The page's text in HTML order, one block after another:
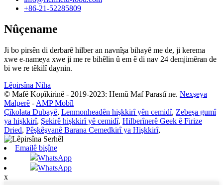
+86-21-52285809
Nûçename
Ji bo pirsên di derbarê hilber an navnîşa bihayê me de, ji kerema
xwe e-nameya xwe ji me re bihêlin û em ê di nav 24 demjimêran de
bi we re têkilî daynin.
Lêpirsîna Niha
© Mafê Kopîkirinê - 2019-2023: Hemû Maf Parastî ne. Nexşeya
Malperê - AMP Mobîl
Çîkolata Dubayê, Lenmonheadên hişkkirî yên cemidî, Zebeşa gumî
ya hişkkirî, Şekirê hişkkirî yê cemidî, Hilberînerê Geek ê Firize
Dried, Pêşkêşvanê Barana Cemedkirî ya Hişkkirî,
Emailê bişîne
WhatsApp
WhatsApp
x